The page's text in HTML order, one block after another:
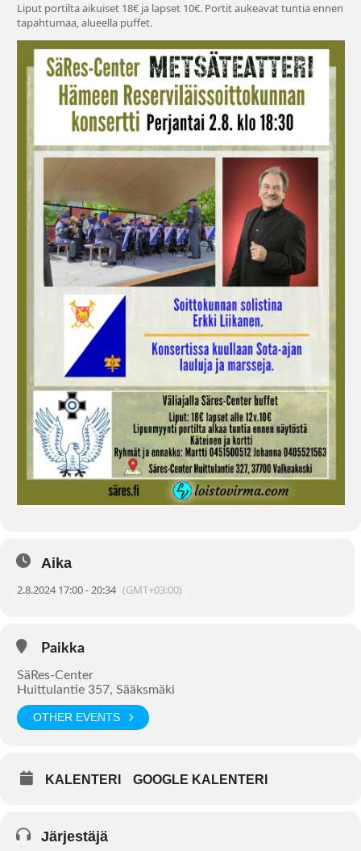
Liput portilta aikuiset 18€ ja lapset 10€. Portit aukeavat tuntia ennen
tapahtumaa, alueella puffet.
Aika
2.8.2024 17:00 - 20:34 (GMT+03:00)
Paikka
SäRes-Center
Huittulantie 357, Sääksmäki
OTHER EVENTS
KALENTERI GOOGLE KALENTERI
Järjestäjä